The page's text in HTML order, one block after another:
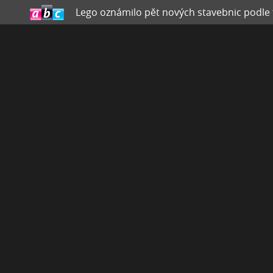
Lego oznámilo pět nových stavebnic